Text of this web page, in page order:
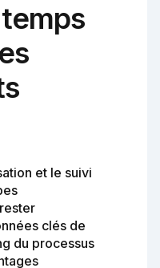
et le suivi
clés de
du processus